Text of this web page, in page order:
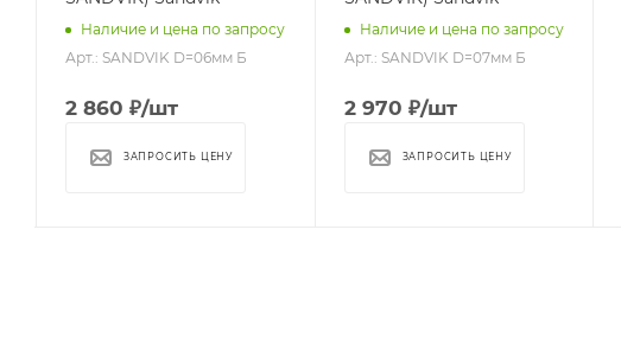
Наличие и цена по запросу
Арт.: SANDVIK D=06мм Б
2 860 ₽/шт
ЗАПРОСИТЬ ЦЕНУ
Наличие и цена по запросу
Арт.: SANDVIK D=07мм Б
2 970 ₽/шт
ЗАПРОСИТЬ ЦЕНУ